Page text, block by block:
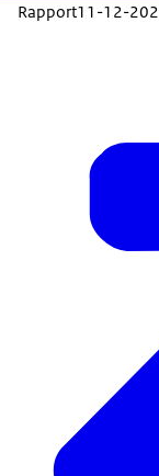
Rapport11-12-